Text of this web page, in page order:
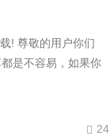
! 尊敬的用户你们
是不容易，如果你
24